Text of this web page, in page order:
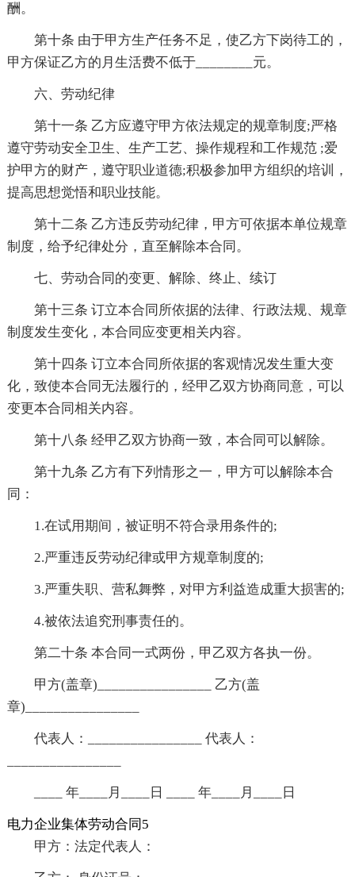
酬。
第十条 由于甲方生产任务不足，使乙方下岗待工的，
甲方保证乙方的月生活费不低于________元。
六、劳动纪律
第十一条 乙方应遵守甲方依法规定的规章制度;严格
遵守劳动安全卫生、生产工艺、操作规程和工作规范 ;爱
护甲方的财产，遵守职业道德;积极参加甲方组织的培训，
提高思想觉悟和职业技能。
第十二条 乙方违反劳动纪律，甲方可依据本单位规章
制度，给予纪律处分，直至解除本合同。
七、劳动合同的变更、解除、终止、续订
第十三条 订立本合同所依据的法律、行政法规、规章
制度发生变化，本合同应变更相关内容。
第十四条 订立本合同所依据的客观情况发生重大变
化，致使本合同无法履行的，经甲乙双方协商同意，可以
变更本合同相关内容。
第十八条 经甲乙双方协商一致，本合同可以解除。
第十九条 乙方有下列情形之一，甲方可以解除本合
同：
1.在试用期间，被证明不符合录用条件的;
2.严重违反劳动纪律或甲方规章制度的;
3.严重失职、营私舞弊，对甲方利益造成重大损害的;
4.被依法追究刑事责任的。
第二十条 本合同一式两份，甲乙双方各执一份。
甲方(盖章)________________ 乙方(盖
章)________________
代表人：________________ 代表人：
____ 年____月____日 ____ 年____月____日
电力企业集体劳动合同5
甲方：法定代表人：